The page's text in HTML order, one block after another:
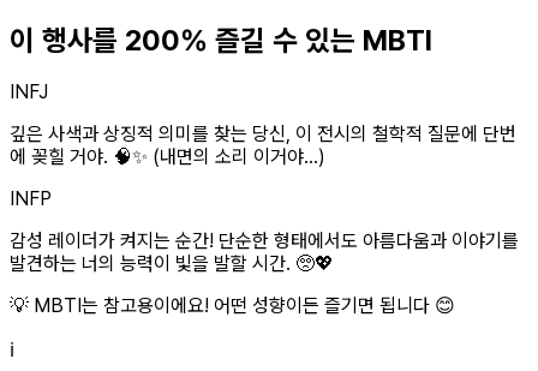
이 행사를 200% 즐길 수 있는 MBTI
INFJ
깊은 사색과 상징적 의미를 찾는 당신, 이 전시의 철학적 질문에 단번
에 꽂힐 거야. 🧠✨ (내면의 소리 이거야...)
INFP
감성 레이더가 켜지는 순간! 단순한 형태에서도 아름다움과 이야기를
발견하는 너의 능력이 빛을 발할 시간. 🥺💖
💡 MBTI는 참고용이에요! 어떤 성향이든 즐기면 됩니다 😊
ℹ️